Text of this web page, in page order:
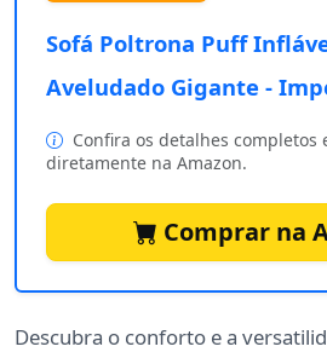
Sofá Poltrona Puff
Aveludado Gigante -
Confira os detalhes completos
diretamente na Amazon.
Comprar na
Descubra o conforto e a